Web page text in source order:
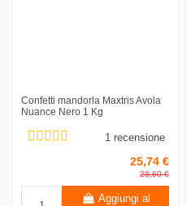
Confetti mandorla Maxtris Avola
Nuance Nero 1 Kg
1 recensione
25,74 €
28,60 €
Aggiungi al